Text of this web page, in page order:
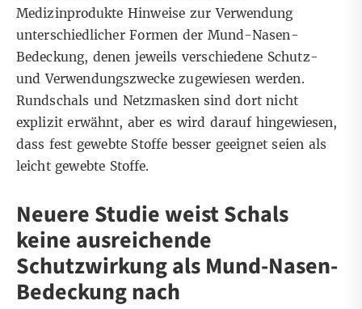
Medizinprodukte Hinweise zur Verwendung
unterschiedlicher Formen der Mund-Nasen-
Bedeckung, denen jeweils verschiedene Schutz-
und Verwendungszwecke zugewiesen werden.
Rundschals und Netzmasken sind dort nicht
explizit erwähnt, aber es wird darauf hingewiesen,
dass fest gewebte Stoffe besser geeignet seien als
leicht gewebte Stoffe.
Neuere Studie weist Schals
keine ausreichende
Schutzwirkung als Mund-Nasen-
Bedeckung nach